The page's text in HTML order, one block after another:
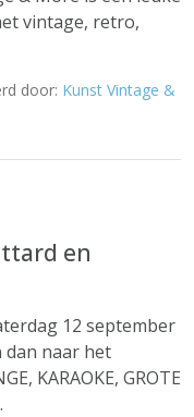
vintage, retro,
door: Kunst Vintage &
en
12 september
dan naar het
KARAOKE, GROTE